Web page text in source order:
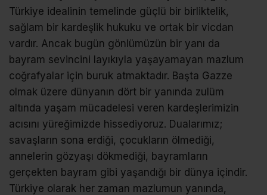
Türkiye idealinin temelinde güçlü bir birliktelik,
sağlam bir kardeşlik hukuku ve ortak bir vicdan
vardır. Ancak bugün gönlümüzün bir yanı da
bayram sevincini layıkıyla yaşayamayan mazlum
coğrafyalar için buruk atmaktadır. Başta Gazze
olmak üzere dünyanın dört bir yanında zulüm
altında yaşam mücadelesi veren kardeşlerimizin
acısını yüreğimizde hissediyoruz. Dualarımız;
savaşların sona erdiği, çocukların ölmediği,
annelerin gözyaşı dökmediği, bayramların
gerçekten bayram gibi yaşandığı bir dünya içindir.
Türkiye olarak her zaman mazlumun yanında,